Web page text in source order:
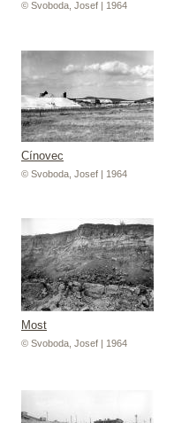
© Svoboda, Josef | 1964
Cínovec
© Svoboda, Josef | 1964
Most
© Svoboda, Josef | 1964